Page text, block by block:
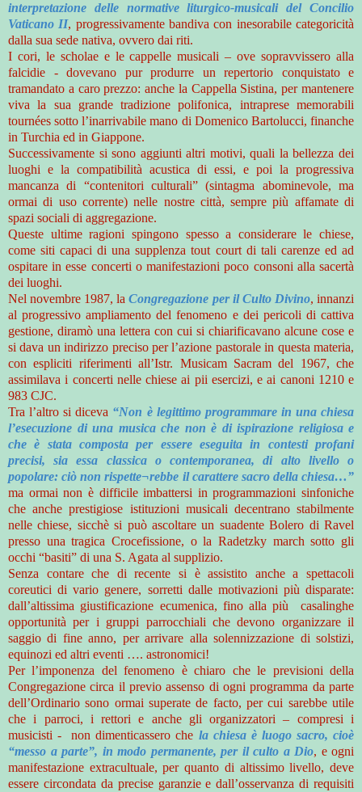
interpretazione delle normative liturgico-musicali del Concilio
Vaticano II, progressivamente bandiva con inesorabile categoricità
dalla sua sede nativa, ovvero dai riti.
I cori, le scholae e le cappelle musicali – ove sopravvissero alla
falcidie - dovevano pur produrre un repertorio conquistato e
tramandato a caro prezzo: anche la Cappella Sistina, per mantenere
viva la sua grande tradizione polifonica, intraprese memorabili
tournées sotto l’inarrivabile mano di Domenico Bartolucci, finanche
in Turchia ed in Giappone.
Successivamente si sono aggiunti altri motivi, quali la bellezza dei
luoghi e la compatibilità acustica di essi, e poi la progressiva
mancanza di “contenitori culturali” (sintagma abominevole, ma
ormai di uso corrente) nelle nostre città, sempre più affamate di
spazi sociali di aggregazione.
Queste ultime ragioni spingono spesso a considerare le chiese,
come siti capaci di una supplenza tout court di tali carenze ed ad
ospitare in esse concerti o manifestazioni poco consoni alla sacertà
dei luoghi.
Nel novembre 1987, laCongregazione per il Culto Divino, innanzi
al progressivo ampliamento del fenomeno e dei pericoli di cattiva
gestione, diramò una lettera con cui si chiarificavano alcune cose e
si dava un indirizzo preciso per l’azione pastorale in questa materia,
con espliciti riferimenti all’Istr. Musicam Sacram del 1967, che
assimilava i concerti nelle chiese ai pii esercizi, e ai canoni 1210 e
983 CJC.
Tra l’altro si diceva “Non è legittimo programmare in una chiesa
l’esecuzione di una musica che non è di ispirazione religiosa e
che è stata composta per essere eseguita in contesti profani
precisi, sia essa classica o contemporanea, di alto livello o
popolare: ciò non rispette¬rebbe il carattere sacro della chiesa…”
ma ormai non è difficile imbattersi in programmazioni sinfoniche
che anche prestigiose istituzioni musicali decentrano stabilmente
nelle chiese, sicchè si può ascoltare un suadente Bolero di Ravel
presso una tragica Crocefissione, o la Radetzky march sotto gli
occhi “basiti” di una S. Agata al supplizio.
Senza contare che di recente si è assistito anche a spettacoli
coreutici di vario genere, sorretti dalle motivazioni più disparate:
dall’altissima giustificazione ecumenica, fino alla più casalinghe
opportunità per i gruppi parrocchiali che devono organizzare il
saggio di fine anno, per arrivare alla solennizzazione di solstizi,
equinozi ed altri eventi …. astronomici!
Per l’imponenza del fenomeno è chiaro che le previsioni della
Congregazione circa il previo assenso di ogni programma da parte
dell’Ordinario sono ormai superate de facto, per cui sarebbe utile
che i parroci, i rettori e anche gli organizzatori – compresi i
musicisti - non dimenticassero che la chiesa è luogo sacro, cioè
“messo a parte”, in modo permanente, per il culto a Dio, e ogni
manifestazione extracultuale, per quanto di altissimo livello, deve
essere circondata da precise garanzie e dall’osservanza di requisiti